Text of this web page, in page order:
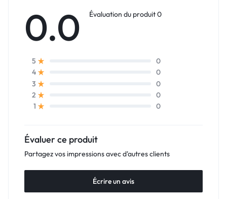
0.0 Évaluation du produit 0
5
0
4
0
3
0
2
0
1
0
Évaluer ce produit
Partagez vos impressions avec d'autres clients
Écrire un avis